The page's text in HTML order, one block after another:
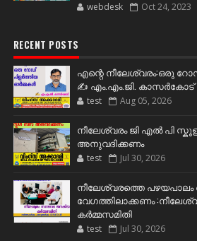
webdesk Oct 24, 2023
RECENT POSTS
എന്റെ നീലേശ്വരം:ഒരു
✍️ എം.എം.ജി. കാസർകോട്
test Aug 05, 2026
നീലേശ്വരം ജി എൽ പി
അനുവദിക്കണം
test Jul 30, 2026
നീലേശ്വരത്തെ പഴയപാലം
വേഗത്തിലാക്കണം
കർമ്മസമിതി
test Jul 30, 2026